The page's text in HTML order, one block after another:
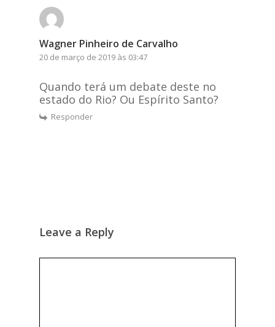
Wagner Pinheiro de Carvalho
20 de março de 2019 às 03:47
Quando terá um debate deste no
estado do Rio? Ou Espírito Santo?
Responder
Leave a Reply